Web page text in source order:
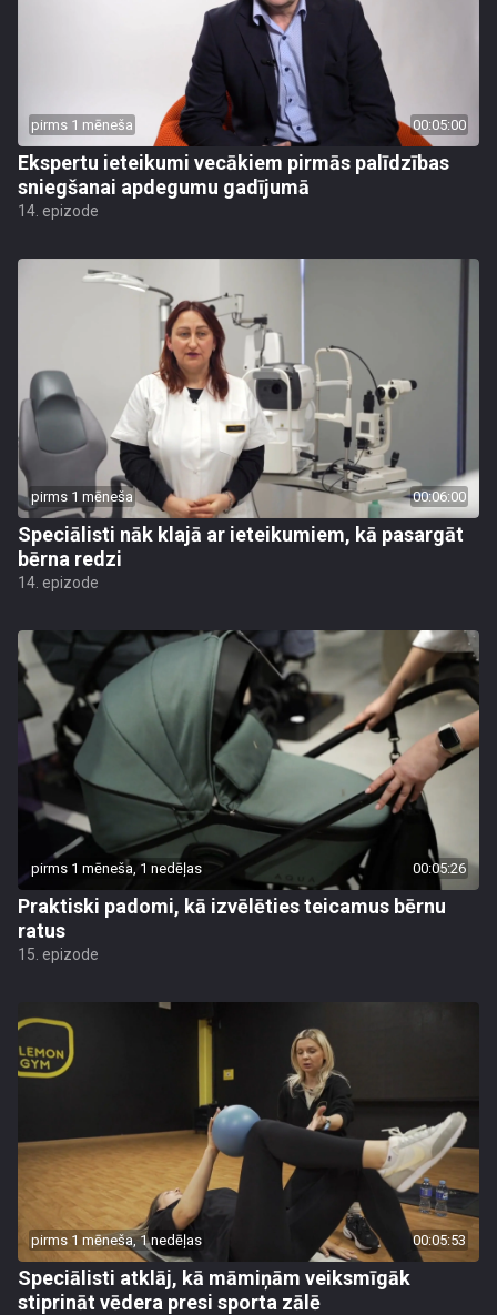
pirms 1 mēneša 00:05:00
Ekspertu ieteikumi vecākiem pirmās palīdzības
sniegšanai apdegumu gadījumā
14. epizode
pirms 1 mēneša 00:06:00
Speciālisti nāk klajā ar ieteikumiem, kā pasargāt
bērna redzi
14. epizode
pirms 1 mēneša, 1 nedēļas 00:05:26
Praktiski padomi, kā izvēlēties teicamus bērnu
ratus
15. epizode
pirms 1 mēneša, 1 nedēļas 00:05:53
Speciālisti atklāj, kā māmiņām veiksmīgāk
stiprināt vēdera presi sporta zālē